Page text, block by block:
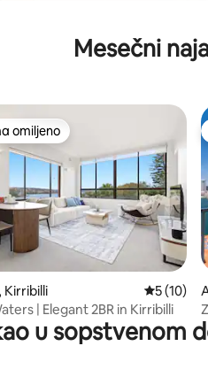
Mesečni
5, utisaka: 5
među gostima omiljenim
omiljeno
Prosečna
5 (10)
| Elegant 2BR in Kirribilli
u sopstvenom